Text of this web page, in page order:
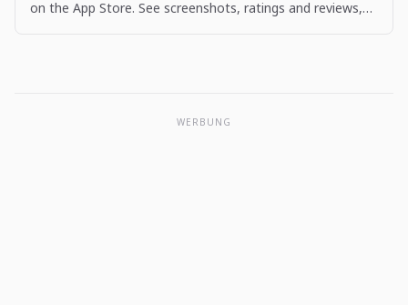
on the App Store. See screenshots, ratings and reviews,
WERBUNG